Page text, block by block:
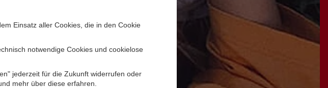
Einsatz aller Cookies, die in den Cookie
notwendige Cookies und cookielose
jederzeit für die Zukunft widerrufen oder
mehr über diese erfahren.